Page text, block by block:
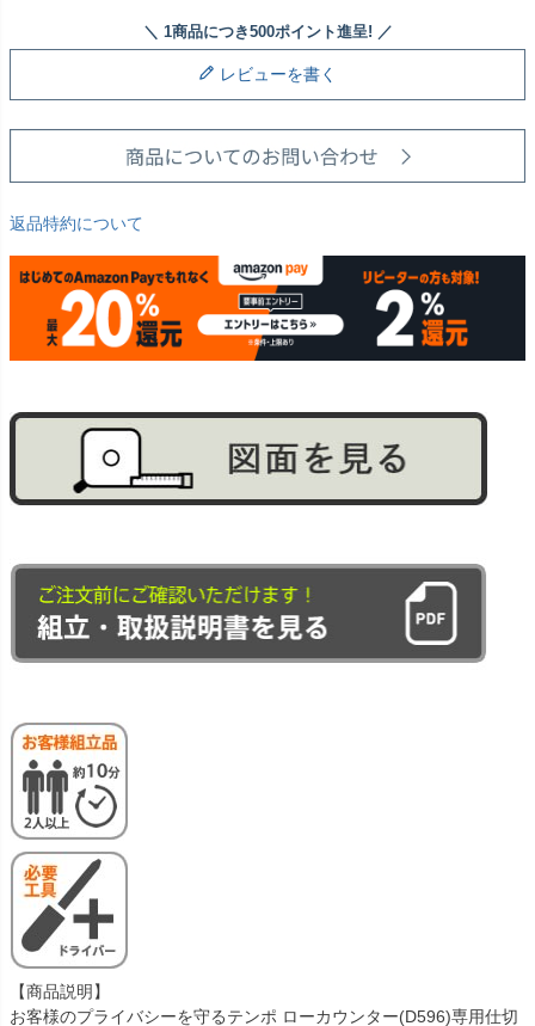
レビューを書く
返品特約について
【商品説明】
お客様のプライバシーを守るテンポ ローカウンター(D596)専用仕切